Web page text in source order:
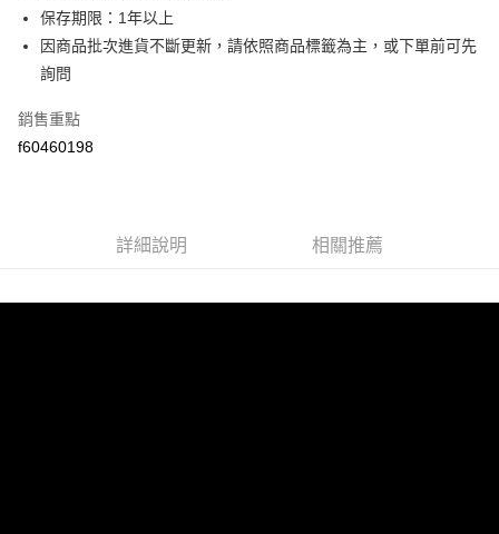
街口支付
ATM付款
運送方式
全家取貨付款
每筆NT$60，滿NT$499(含以上)免運費
萊爾富取貨付款
保存期限：1年以上
因商品批次進貨不斷更新，請依照商品標籤為主，或下單前可先
詢問
銷售重點
f60460198
詳細說明 相關推薦